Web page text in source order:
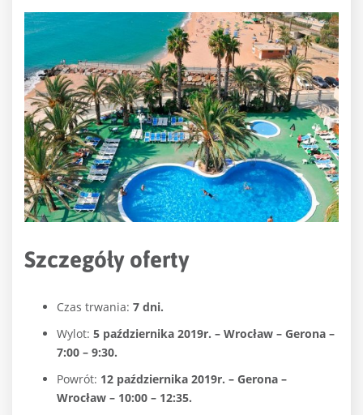
Szczegóły oferty
Czas trwania: 7 dni.
Wylot: 5 października 2019r. – Wrocław – Gerona –
7:00 – 9:30.
Powrót: 12 października 2019r. – Gerona –
Wrocław – 10:00 – 12:35.